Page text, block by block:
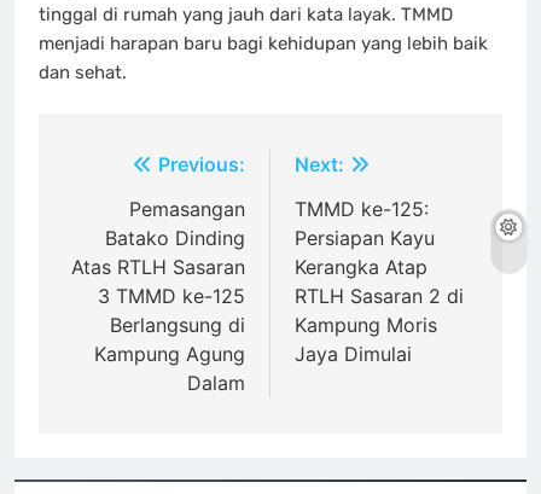
tinggal di rumah yang jauh dari kata layak. TMMD
menjadi harapan baru bagi kehidupan yang lebih baik
dan sehat.
NavigasiPrevious:
Pemasangan
Batako Dinding
Atas RTLH Sasaran
3 TMMD ke-125
Berlangsung di
Kampung Agung
Dalam
Next:
TMMD ke-125:
Persiapan Kayu
Kerangka Atap
RTLH Sasaran 2 di
Kampung Moris
Jaya Dimulai